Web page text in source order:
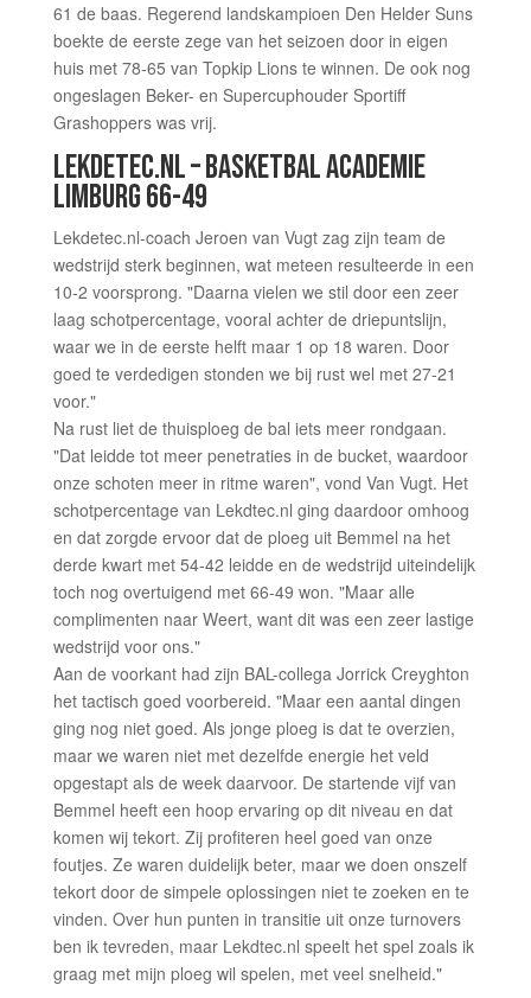
61 de baas. Regerend landskampioen Den Helder Suns
boekte de eerste zege van het seizoen door in eigen
huis met 78-65 van Topkip Lions te winnen. De ook nog
ongeslagen Beker- en Supercuphouder Sportiff
Grashoppers was vrij.
LEKDETEC.NL – BASKETBAL ACADEMIE
LIMBURG 66-49
Lekdetec.nl-coach Jeroen van Vugt zag zijn team de
wedstrijd sterk beginnen, wat meteen resulteerde in een
10-2 voorsprong. "Daarna vielen we stil door een zeer
laag schotpercentage, vooral achter de driepuntslijn,
waar we in de eerste helft maar 1 op 18 waren. Door
goed te verdedigen stonden we bij rust wel met 27-21
voor."
Na rust liet de thuisploeg de bal iets meer rondgaan.
"Dat leidde tot meer penetraties in de bucket, waardoor
onze schoten meer in ritme waren", vond Van Vugt. Het
schotpercentage van Lekdtec.nl ging daardoor omhoog
en dat zorgde ervoor dat de ploeg uit Bemmel na het
derde kwart met 54-42 leidde en de wedstrijd uiteindelijk
toch nog overtuigend met 66-49 won. "Maar alle
complimenten naar Weert, want dit was een zeer lastige
wedstrijd voor ons."
Aan de voorkant had zijn BAL-collega Jorrick Creyghton
het tactisch goed voorbereid. "Maar een aantal dingen
ging nog niet goed. Als jonge ploeg is dat te overzien,
maar we waren niet met dezelfde energie het veld
opgestapt als de week daarvoor. De startende vijf van
Bemmel heeft een hoop ervaring op dit niveau en dat
komen wij tekort. Zij profiteren heel goed van onze
foutjes. Ze waren duidelijk beter, maar we doen onszelf
tekort door de simpele oplossingen niet te zoeken en te
vinden. Over hun punten in transitie uit onze turnovers
ben ik tevreden, maar Lekdtec.nl speelt het spel zoals ik
graag met mijn ploeg wil spelen, met veel snelheid."